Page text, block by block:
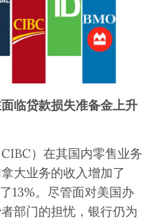
临贷款损失准备金上升
）在其国内零售业务
大业务的收入增加了
13%。尽管面对美国办
部门的担忧，银行仍为